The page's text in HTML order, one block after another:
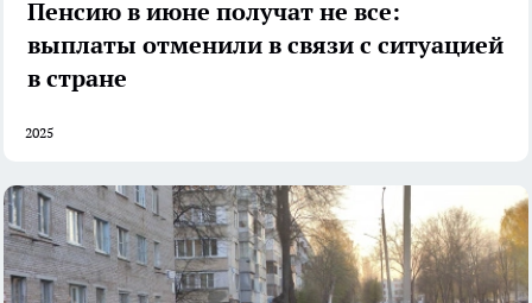
Пенсию в июне получат не все:
выплаты отменили в связи с ситуацией
в стране
2025